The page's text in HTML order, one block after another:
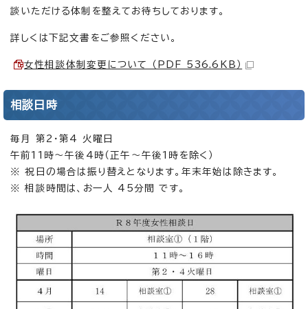
談いただける体制を整えてお待ちしております。
詳しくは下記文書をご参照ください。
女性相談体制変更について （PDF 536.6KB）
相談日時
毎月 第2・第4 火曜日
午前11時～午後4時（正午～午後1時を除く）
※ 祝日の場合は振り替えとなります。年末年始は除きます。
※ 相談時間は、お一人 45分間 です。